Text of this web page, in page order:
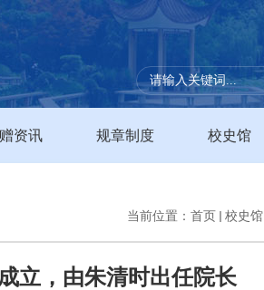
资讯 规章制度 校史馆
当前位置：首页 校史馆
立，由朱清时出任院长